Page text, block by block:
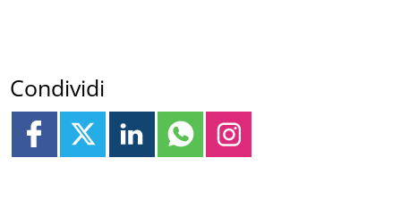
Condividi